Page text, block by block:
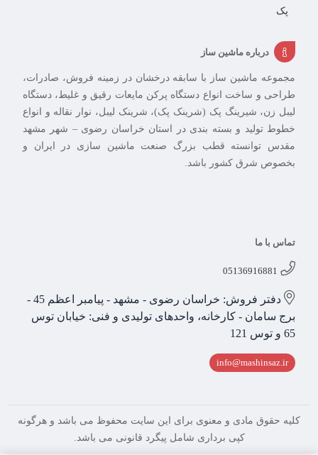
پک
درباره ماشین ساز
مجموعه ماشین ساز با سابقه درخشان در زمینه فروش، صادرات،
طراحی و ساخت انواع دستگاه پرکن مایعات رقیق و غلیط، دستگاه
لیبل زن، شیرینگ پک (شرینک پک)، شرینک لیبل، نوار نقاله و انواع
خطوط تولید و بسته بندی در استان خراسان رضوی – شهر مشهد
مقدس توانسته قطب بزرگ صنعت ماشین سازی در ایران و
بخصوص شرق کشور باشد.
تماس با ما
05136916881
دفتر فروش: خراسان رضوی - مشهد - پیامبر اعظم 45 -
برج سامان - کارخانه، واحدهای تولیدی و فنی: خیابان توس
65 و توس 121
info@mashinsaz.ir
کلیه حقوق مادی و معنوی برای این سایت محفوظ می باشد و هرگونه
کپی برداری شامل پیگرد قانونی می باشد.